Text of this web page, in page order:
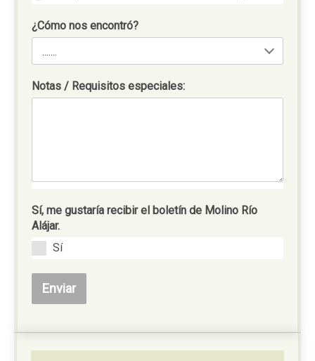
¿Cómo nos encontró?
Notas / Requisitos especiales:
Sí, me gustaría recibir el boletín de Molino Río
Alájar.
Sí
Enviar